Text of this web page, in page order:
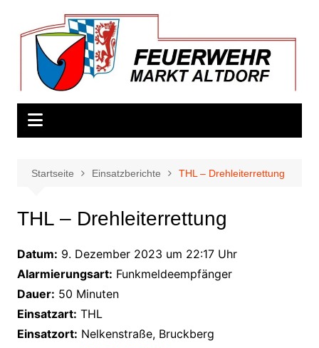
springen
Startseite Einsatzberichte THL – Drehleiterrettung
THL – Drehleiterrettung
Datum: 9. Dezember 2023 um 22:17 Uhr
Alarmierungsart: Funkmeldeempfänger
Dauer: 50 Minuten
Einsatzart: THL
Einsatzort: Nelkenstraße, Bruckberg